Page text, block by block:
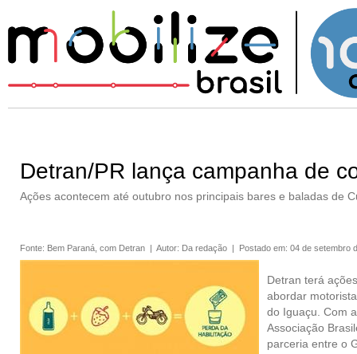
Detran/PR lança campanha de
Ações acontecem até outubro nos principais bares e baladas de
Fonte: Bem Paraná, com Detran | Autor: Da redação | Postado em: 04 de setembro
Detran terá
abordar
do Iguaçu. Com
Associação
parceria entre o